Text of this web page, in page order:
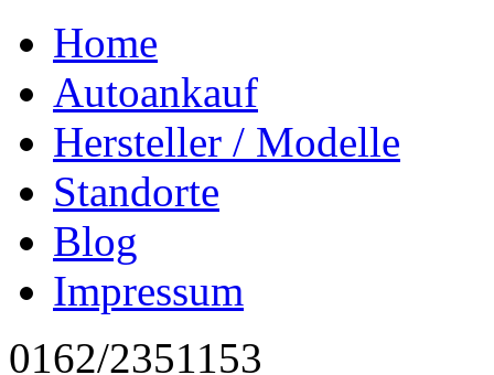
Home
Autoankauf
Hersteller / Modelle
Standorte
Blog
Impressum
0162/2351153